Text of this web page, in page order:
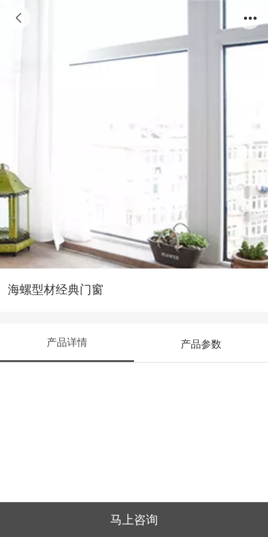
海螺型材经典门窗
产品详情 产品参数
马上咨询